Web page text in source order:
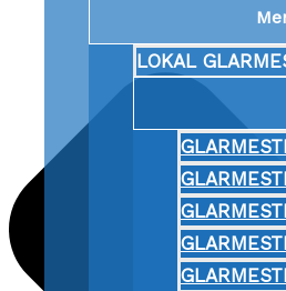
LOKAL